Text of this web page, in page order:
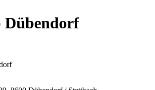
Dübendorf